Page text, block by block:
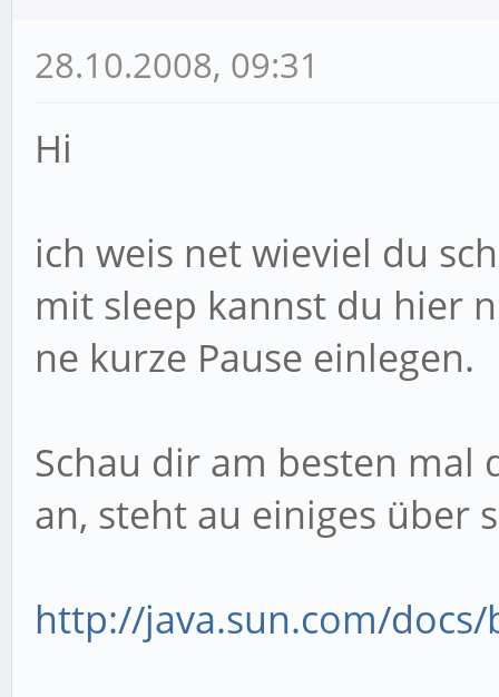
28.10.2008, 09:31
Hi
ich weis net wieviel du
mit sleep kannst du hier
ne kurze Pause einlegen.
Schau dir am besten mal
an, steht au einiges über
http://java.sun.com/